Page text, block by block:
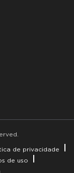
de privacidade
de uso